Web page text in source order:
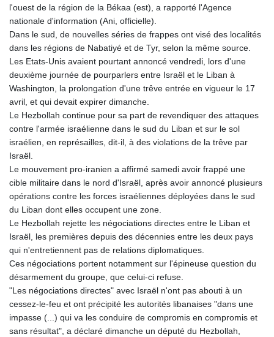
l'ouest de la région de la Békaa (est), a rapporté l'Agence
nationale d'information (Ani, officielle).
Dans le sud, de nouvelles séries de frappes ont visé des localités
dans les régions de Nabatiyé et de Tyr, selon la même source.
Les Etats-Unis avaient pourtant annoncé vendredi, lors d'une
deuxième journée de pourparlers entre Israël et le Liban à
Washington, la prolongation d'une trêve entrée en vigueur le 17
avril, et qui devait expirer dimanche.
Le Hezbollah continue pour sa part de revendiquer des attaques
contre l'armée israélienne dans le sud du Liban et sur le sol
israélien, en représailles, dit-il, à des violations de la trêve par
Israël.
Le mouvement pro-iranien a affirmé samedi avoir frappé une
cible militaire dans le nord d'Israël, après avoir annoncé plusieurs
opérations contre les forces israéliennes déployées dans le sud
du Liban dont elles occupent une zone.
Le Hezbollah rejette les négociations directes entre le Liban et
Israël, les premières depuis des décennies entre les deux pays
qui n'entretiennent pas de relations diplomatiques.
Ces négociations portent notamment sur l'épineuse question du
désarmement du groupe, que celui-ci refuse.
"Les négociations directes" avec Israël n'ont pas abouti à un
cessez-le-feu et ont précipité les autorités libanaises "dans une
impasse (...) qui va les conduire de compromis en compromis et
sans résultat", a déclaré dimanche un député du Hezbollah,